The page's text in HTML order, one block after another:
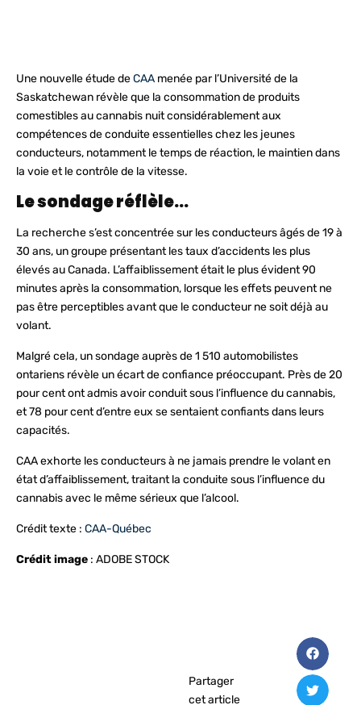
Une nouvelle étude deCAA menée par l’Université de la
Saskatchewan révèle que la consommation de produits
comestibles au cannabis nuit considérablement aux
compétences de conduite essentielles chez les jeunes
conducteurs, notamment le temps de réaction, le maintien dans
la voie et le contrôle de la vitesse.
Le sondage réflèle…
La recherche s’est concentrée sur les conducteurs âgés de 19 à
30 ans, un groupe présentant les taux d’accidents les plus
élevés au Canada. L’affaiblissement était le plus évident 90
minutes après la consommation, lorsque les effets peuvent ne
pas être perceptibles avant que le conducteur ne soit déjà au
volant.
Malgré cela, un sondage auprès de 1 510 automobilistes
ontariens révèle un écart de confiance préoccupant. Près de 20
pour cent ont admis avoir conduit sous l’influence du cannabis,
et 78 pour cent d’entre eux se sentaient confiants dans leurs
capacités.
CAA exhorte les conducteurs à ne jamais prendre le volant en
état d’affaiblissement, traitant la conduite sous l’influence du
cannabis avec le même sérieux que l’alcool.
Crédit texte : CAA-Québec
Crédit image : ADOBE STOCK
Partager
cet article